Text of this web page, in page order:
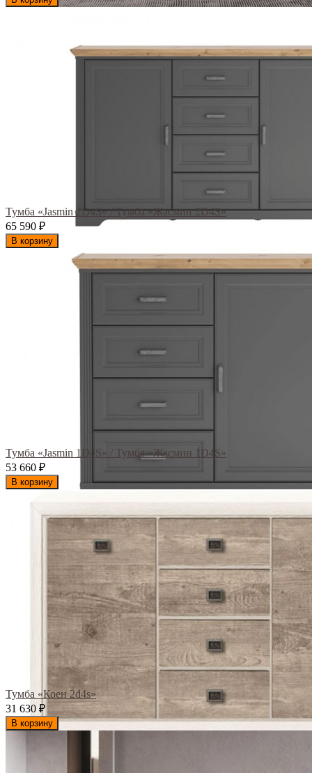
Тумба «Jasmin 2D4S» / Тумба «Жасмин 2D4S»
65 590 ₽
В корзину
Тумба «Jasmin 1D4S» / Тумба «Жасмин 1D4S»
53 660 ₽
В корзину
Тумба «Коен 2d4s»
31 630 ₽
В корзину